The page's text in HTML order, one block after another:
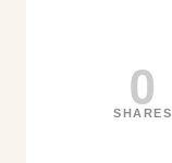
0
SHARES